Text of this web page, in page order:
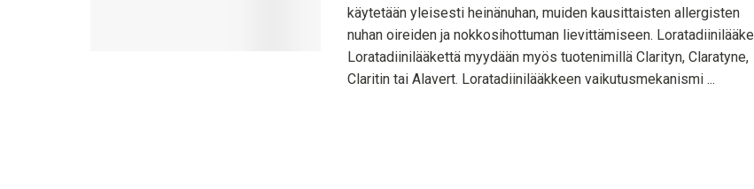
käytetään yleisesti heinänuhan, muiden kausittaisten allergisten
nuhan oireiden ja nokkosihottuman lievittämiseen. Loratadiinilääke
Loratadiinilääkettä myydään myös tuotenimillä Clarityn, Claratyne,
Claritin tai Alavert. Loratadiinilääkkeen vaikutusmekanismi ...